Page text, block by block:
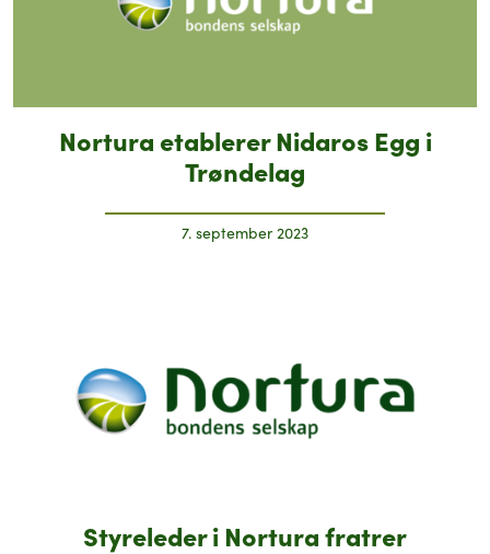
Nortura etablerer Nidaros Egg i
Trøndelag
7. september 2023
Styreleder i Nortura fratrer